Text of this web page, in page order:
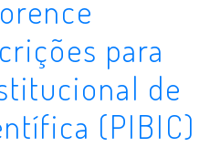
para
de
(PIBIC)